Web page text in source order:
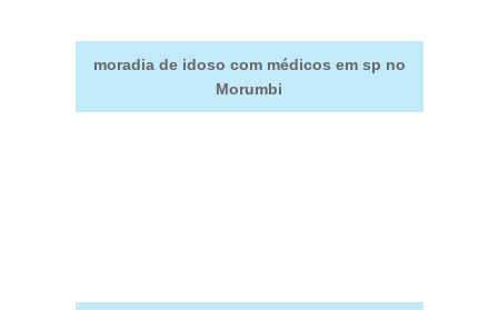
moradia de idoso com médicos em sp no
Morumbi